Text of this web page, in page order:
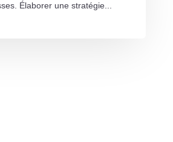
Élaborer une stratégie...